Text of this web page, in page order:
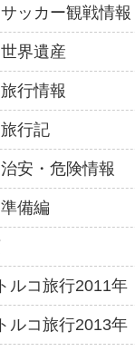
STADYUMU
サッカー観戦情報
界遺産
行情報
行記
治安・危険情報
備編
ルコ旅行2011年
ルコ旅行2013年